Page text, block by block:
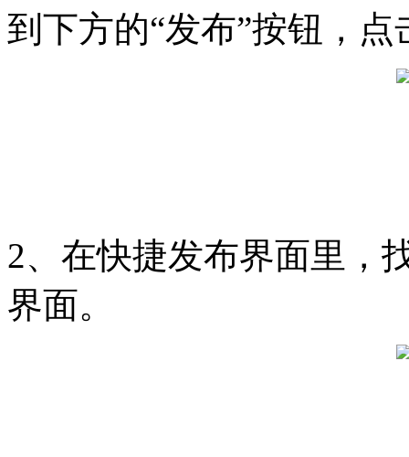
到下方的“发布”按钮，点
2、在快捷发布界面里，
界面。